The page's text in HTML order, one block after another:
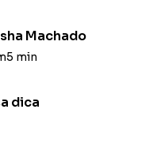
Machado
5 min
dica